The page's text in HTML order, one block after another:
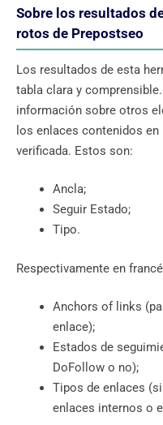
Sobre los resultados
rotos de Prepostseo
Los resultados de esta
tabla clara y
información sobre otros
los enlaces contenidos en
verificada. Estos son:
Ancla;
Seguir Estado;
Tipo.
Respectivamente en
Anchors of links
enlace);
Estados de
DoFollow o no);
Tipos de enlaces
enlaces internos o